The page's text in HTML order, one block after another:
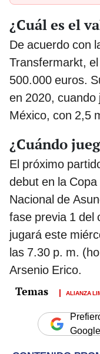
¿Cuál es el
De acuerdo con
Transfermarkt,
500.000 euros.
en 2020, cuando
México, con 2,5
¿Cuándo
El próximo
debut en la
Nacional de
fase previa 1 del
jugará este
las 7.30 p. m.
Arsenio Erico.
ALIANZA
Google